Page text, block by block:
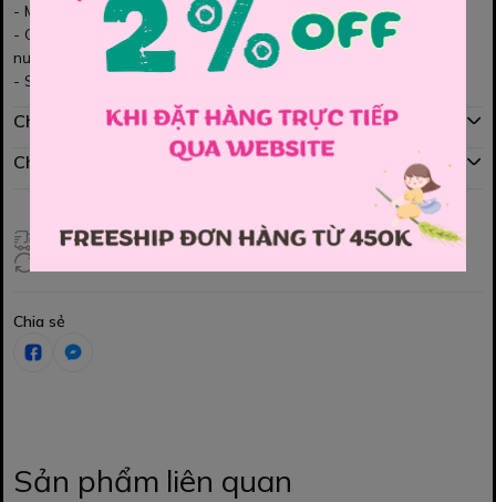
- Màu sắc nhẹ nhàng, hoạ tiết ngựa Pony bé nào cũng thích.
- Chất vải co giãn, thoải mái khi tham gia các hoạt động dưới
nước các Mom nhé.
- Size: 140, 150, 160.
Chính sách mua hàng
Chính sách đổi hàng
Giao hàng toàn quốc
Chia sẻ
Sản phẩm liên quan